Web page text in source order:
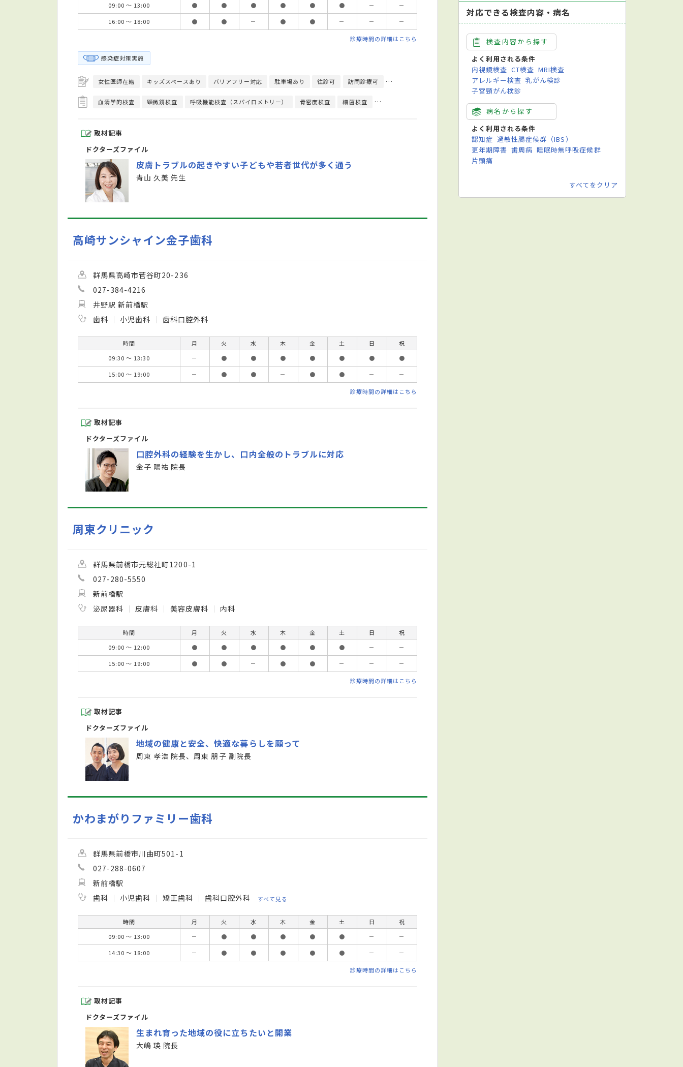
09:00 ～ 13:00
● ● ● ● ● ● －
－
16:00 ～ 18:00
● ● － ● ● － － －
診療時間の詳細はこちら
感染症対策実施
女性医師在籍 キッズスペースあり バリアフリー対応 駐車場あり 往診可 訪問診療可 健康診断対応 日本皮膚科学会皮膚科専門医 英語対応可
血清学的検査 顕微鏡検査 呼吸機能検査（スパイロメトリー） 骨密度検査 細菌検査 心臓超音波（エコー）検査 心電図検査 神経学的検査
取材記事
ドクターズファイル
皮膚トラブルの起きやすい子どもや若者世代が多く通う
青山 久美 先生
高崎サンシャイン金子歯科
群馬県高崎市菅谷町20-236
027-384-4216
井野駅 新前橋駅
歯科
小児歯科 歯科口腔外科
時間 月 火 水 木 金 土 日
祝
09:30 ～ 13:30
－ ● ● ● ● ● ●
●
15:00 ～ 19:00
－ ● ● － ● ● － －
診療時間の詳細はこちら
取材記事
ドクターズファイル
口腔外科の経験を生かし、口内全般のトラブルに対応
金子 陽祐 院長
周東クリニック
群馬県前橋市元総社町1200-1
027-280-5550
新前橋駅
泌尿器科
皮膚科 美容皮膚科 内科
時間 月 火 水 木 金 土 日
祝
09:00 ～ 12:00
● ● ● ● ● ● －
－
15:00 ～ 19:00
● ● － ● ● － － －
診療時間の詳細はこちら
取材記事
ドクターズファイル
地域の健康と安全、快適な暮らしを願って
周東 孝浩 院長、周東 朋子 副院長
かわまがりファミリー歯科
群馬県前橋市川曲町501-1
027-288-0607
新前橋駅
歯科
小児歯科 矯正歯科 歯科口腔外科 すべて見る
時間 月 火 水 木 金 土 日
祝
09:00 ～ 13:00
－ ● ● ● ● ● －
－
14:30 ～ 18:00
－ ● ● ● ● ● － －
診療時間の詳細はこちら
取材記事
ドクターズファイル
生まれ育った地域の役に立ちたいと開業
大嶋 瑛 院長
対応できる検査内容・病名
検査内容から探す
よく利用される条件
内視鏡検査 CT検査 MRI検査
アレルギー検査 乳がん検診
子宮頸がん検診
病名から探す
よく利用される条件
認知症 過敏性腸症候群（IBS）
更年期障害 歯周病 睡眠時無呼吸症候群
片頭痛
すべてをクリア